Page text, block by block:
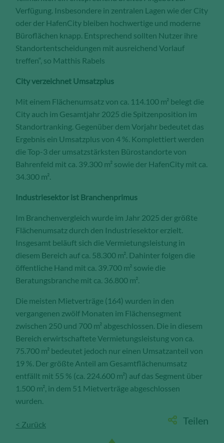
Verfügung. Insbesondere in zentralen Lagen wie der City
oder der HafenCity bleiben hochwertige und moderne
Büroflächen knapp. Entsprechend sollten Nutzer ihre
Standortentscheidungen mit ausreichend Vorlauf
treffen“, so Matthis Rabels
City verzeichnet Umsatzplus
Mit einem Flächenumsatz von ca. 114.100 m² belegt die
City auch im Gesamtjahr 2025 die Spitzenposition im
Standortranking. Gegenüber dem Vorjahr bedeutet das
Ergebnis ein Umsatzplus von 4 %. Komplettiert werden
die Top-3 der umsatzstärksten Bürostandorte von
Bahrenfeld mit ca. 39.300 m² sowie der HafenCity mit ca.
34.300 m².
Industriesektor ist Branchenprimus
Im Branchenvergleich wurde im Jahr 2025 der größte
Flächenumsatz durch den Industriesektor erzielt.
Insgesamt beläuft sich die Vermietungsleistung in
diesem Bereich auf ca. 58.300 m². Dahinter folgen die
öffentliche Hand mit ca. 39.700 m² sowie die
Beratungsbranche mit ca. 36.800 m².
Die meisten Mietverträge (164) wurden in den
vergangenen zwölf Monaten im Flächensegment
zwischen 250 und 700 m² abgeschlossen. Die in diesem
Bereich erwirtschaftete Vermietungsleistung von ca.
75.700 m² bedeutet jedoch nur einen Umsatzanteil von
19 %. Der größte Anteil am Gesamtflächenumsatz
entfällt mit 55 % (ca. 224.600 m²) auf das Segment über
1.500 m², in dem 51 Mietverträge abgeschlossen
wurden.
Teilen
< Zurück